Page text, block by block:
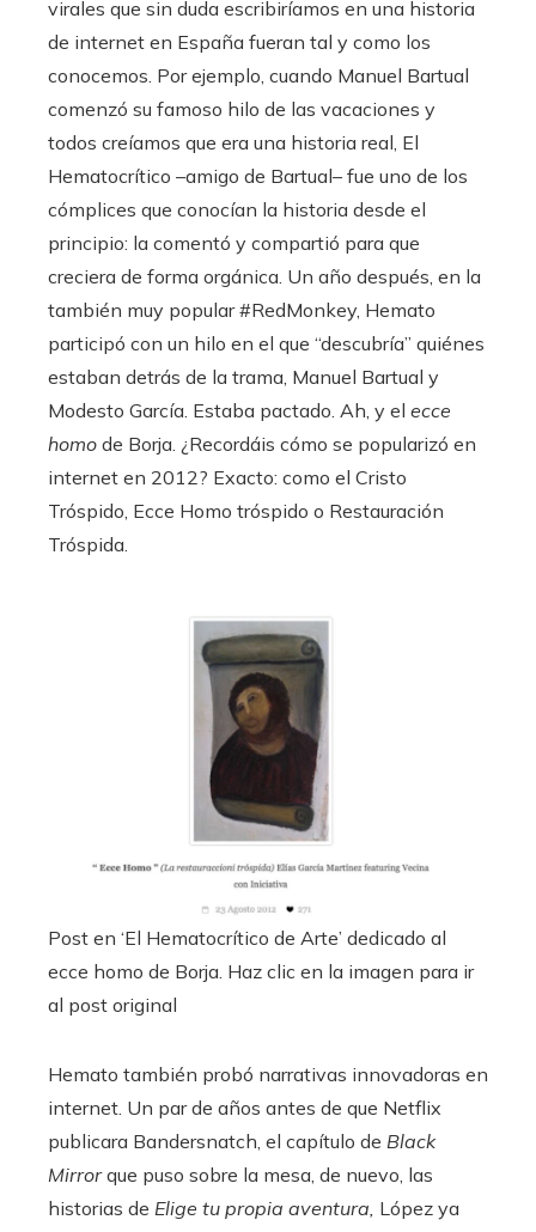
virales que sin duda escribiríamos en una historia
de internet en España fueran tal y como los
conocemos. Por ejemplo, cuando Manuel Bartual
comenzó su famoso hilo de las vacaciones y
todos creíamos que era una historia real, El
Hematocrítico –amigo de Bartual– fue uno de los
cómplices que conocían la historia desde el
principio: la comentó y compartió para que
creciera de forma orgánica. Un año después, en la
también muy popular #RedMonkey, Hemato
participó con un hilo en el que “descubría” quiénes
estaban detrás de la trama, Manuel Bartual y
Modesto García. Estaba pactado. Ah, y el ecce
homo de Borja. ¿Recordáis cómo se popularizó en
internet en 2012? Exacto: como el Cristo
Tróspido, Ecce Homo tróspido o Restauración
Tróspida.
Post en ‘El Hematocrítico de Arte’ dedicado al
ecce homo de Borja. Haz clic en la imagen para ir
al post original
Hemato también probó narrativas innovadoras en
internet. Un par de años antes de que Netflix
publicara Bandersnatch, el capítulo de Black
Mirrorque puso sobre la mesa, de nuevo, las
historias de Elige tu propia aventura, López ya